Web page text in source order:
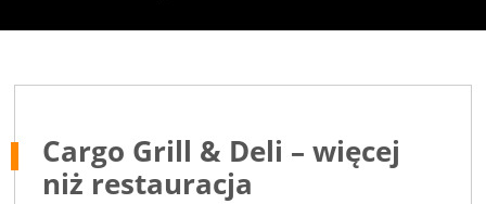
Cargo Grill & Deli – więcej
niż restauracja